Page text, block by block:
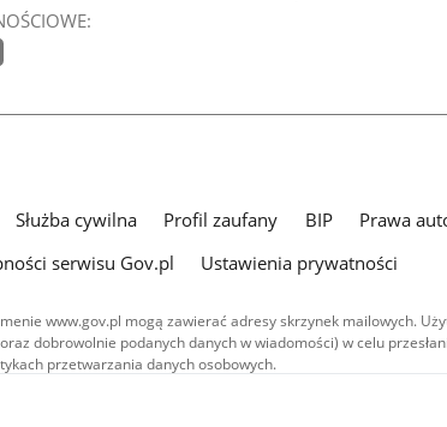
Służba cywilna Profil zaufany BIP Prawa
serwisu Gov.pl
Ustawienia prywatności
www.gov.pl mogą zawierać adresy skrzynek mailowych.
dobrowolnie podanych danych w wiadomości) w celu
przetwarzania danych osobowych.
publikowane w serwisie (z wyłączeniem treści